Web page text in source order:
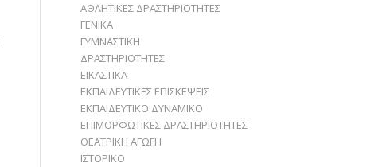
ΑΘΛΗΤΙΚΕΣ ΔΡΑΣΤΗΡΙΟΤΗΤΕΣ
ΓΕΝΙΚΑ
ΓΥΜΝΑΣΤΙΚΗ
ΔΡΑΣΤΗΡΙΟΤΗΤΕΣ
ΕΙΚΑΣΤΙΚΑ
ΕΚΠΑΙΔΕΥΤΙΚΕΣ ΕΠΙΣΚΕΨΕΙΣ
ΕΚΠΑΙΔΕΥΤΙΚΟ ΔΥΝΑΜΙΚΟ
ΕΠΙΜΟΡΦΩΤΙΚΕΣ ΔΡΑΣΤΗΡΙΟΤΗΤΕΣ
ΘΕΑΤΡΙΚΗ ΑΓΩΓΗ
ΙΣΤΟΡΙΚΟ